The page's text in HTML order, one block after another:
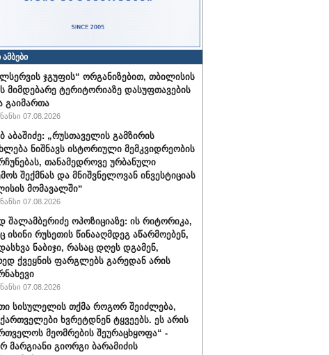
ჯგუფის“ ორგანიზებით, თბილისის
მიმდებარე ტერიტორიაზე დასუფთავების
გაიმართა
07.08.2026
აბაშიძე: „რუსთაველის გამზირის
ნიშნავს ისტორიული მემკვიდრეობის
თანამედროვე ურბანული
შექმნას და მნიშვნელოვან ინვესტიციას
მომავალში“
07.08.2026
შალამბერიძე ოპოზიციაზე: ის რიტორიკა,
ისინი რუსეთის წინააღმდეგ აწარმოებენ,
ნაბიჯი, რასაც დღეს დგამენ,
ქვეყნის ფარგლებს გარედან არის
07.08.2026
სისულელის თქმა როგორ შეიძლება,
ხვრეტდნენ ტყვეებს. ეს არის
მეომრების შეურაცხყოფა“ -
მარგიანი გიორგი ბარამიძის